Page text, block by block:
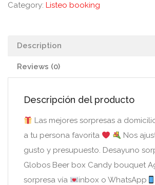
Category: Listeo booking
Description
Reviews (0)
Descripción del producto
Las mejores sorpresas a
a tu persona favorita
Nos
gusto y presupuesto. Desayuno
Globos Beer box Candy bouquet
sorpresa vía
inbox o WhatsApp